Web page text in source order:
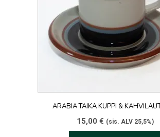
ARABIA TAIKA KUPPI &
15,00 € (sis. ALV 25,5%)